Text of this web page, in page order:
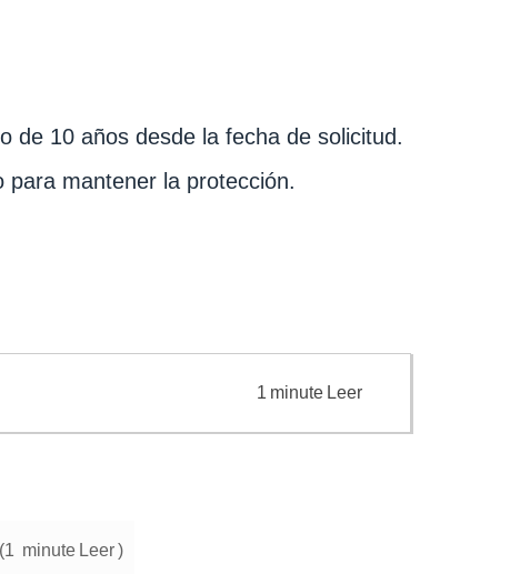
de 10 años desde la fecha de solicitud.
mantener la protección.
1 minute Leer
(1 minute Leer )